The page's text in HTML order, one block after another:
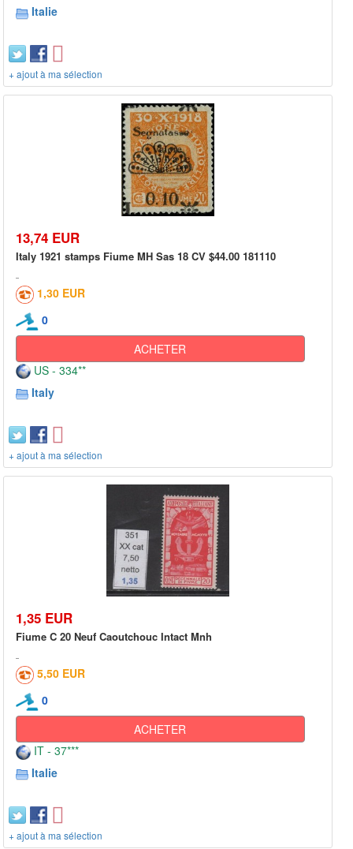
Italie
+ ajout à ma sélection
13,74 EUR
Italy 1921 stamps Fiume MH Sas 18 CV $44.00 181110
1,30 EUR
0
ACHETER
US - 334**
Italy
+ ajout à ma sélection
1,35 EUR
Fiume C 20 Neuf Caoutchouc Intact Mnh
5,50 EUR
0
ACHETER
IT - 37***
Italie
+ ajout à ma sélection